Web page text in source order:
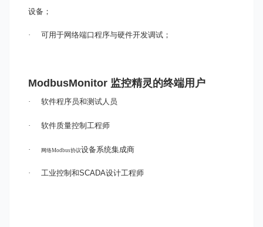
设备；
· 可用于网络端口程序与硬件开发调试；
ModbusMonitor 监控精灵的终端用户
· 软件程序员和测试人员
· 软件质量控制工程师
· 网络Modbus协议设备系统集成商
· 工业控制和SCADA设计工程师